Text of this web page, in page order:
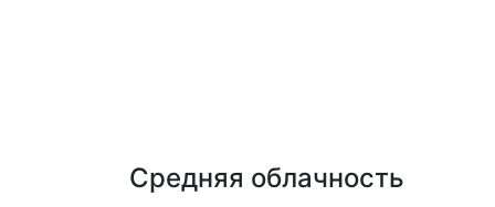
Средняя облачность